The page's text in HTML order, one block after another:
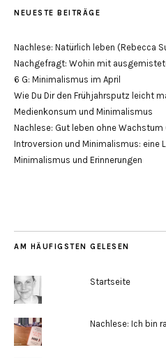
NEUESTE BEITRÄGE
Nachlese: Natürlich leben (Rebecca
Nachgefragt: Wohin mit
6 G: Minimalismus im April
Wie Du Dir den Frühjahrsputz leicht
Medienkonsum und Minimalismus
Nachlese: Gut leben ohne
Introversion und Minimalismus: eine
Minimalismus und Erinnerungen
AM HÄUFIGSTEN GELESEN
Startseite
Nachlese: Ich bin